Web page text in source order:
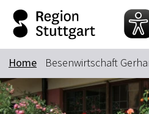
Keyword
Home Besenwirtschaft